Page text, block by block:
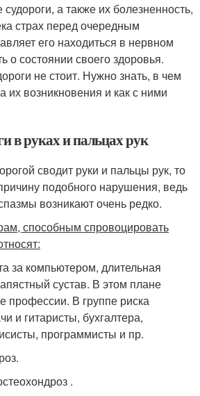
а также их болезненность,
страх перед очередным
его находиться в нервном
о состоянии своего здоровья.
не стоит. Нужно знать, в чем
их возникновения и как с ними
в руках и пальцах рук
сводит руки и пальцы рук, то
подобного нарушения, ведь
возникают очень редко.
способным спровоцировать
за компьютером, длительная
сустав. В этом плане
профессии. В группе риска
и гитаристы, бухгалтера,
программисты и пр.
.